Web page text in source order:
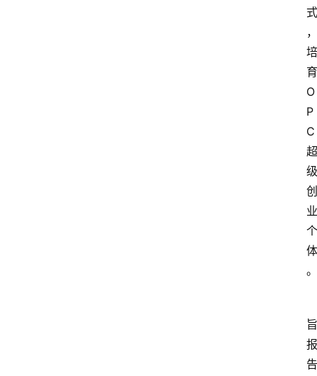
式
，
培
育
O
P
C
超
级
创
业
个
体
。
旨
报
告